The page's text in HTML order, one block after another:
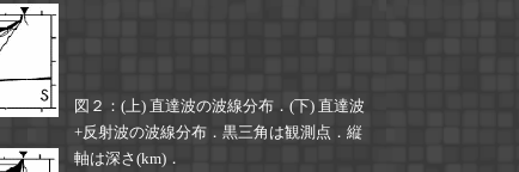
図２：(上) 直達波の波線分布．(下) 直達波
+反射波の波線分布．黒三角は観測点．縦
軸は深さ(km)．